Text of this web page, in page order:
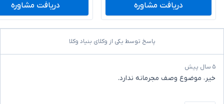
دریافت مشاوره دریافت مشاوره
پاسخ توسط یکی از وکلای بنیاد وکلا
۵ سال پیش
خیر، موضوع وصف مجرمانه ندارد.